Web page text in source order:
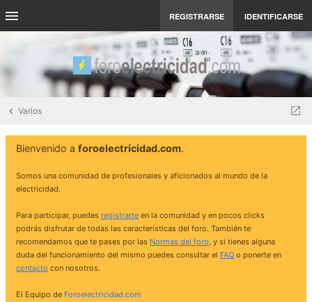
REGISTRARSE IDENTIFICARSE
Varios
Bienvenido a foroelectricidad.com.
Somos una comunidad de profesionales y aficionados al mundo de la
electricidad.
Para participar, puedes registrarte en la comunidad y en pocos clicks
podrás disfrutar de todas las características del foro. También te
recomendamos que te pases por las Normas del foro, y si tienes alguna
duda del funcionamiento del mismo puedes consultar el FAQ o ponerte en
contacto con nosotros.
El Equipo de Foroelectricidad.com